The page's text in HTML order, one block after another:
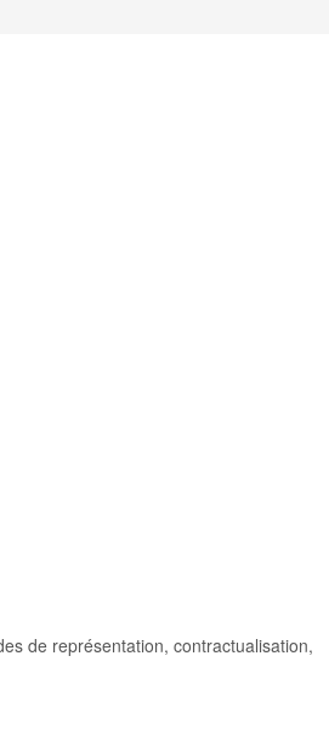
de représentation, contractualisation,